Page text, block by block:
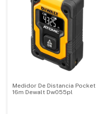
Medidor De Distancia Pocket
16m Dewalt Dw055pl